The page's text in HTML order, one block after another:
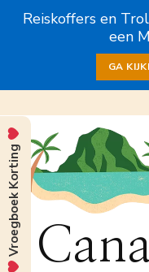
Reiskoffers en
een
GA
Vroegboek Korting